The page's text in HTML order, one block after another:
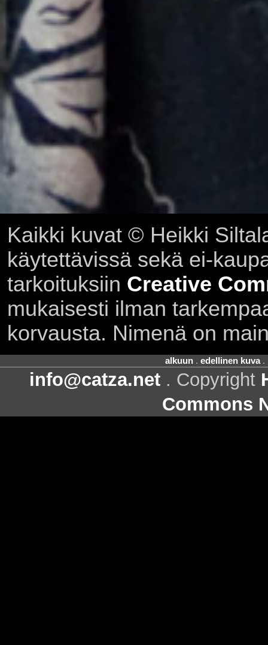
Kaikki kuvat © Heikki
käytettävissä sekä ei-
tarkoituksiin Creative
mukaisesti ilman
korvausta. Nimenä on
alkuun. edellinen kuva.
info@catza.net . Copyright
Commons